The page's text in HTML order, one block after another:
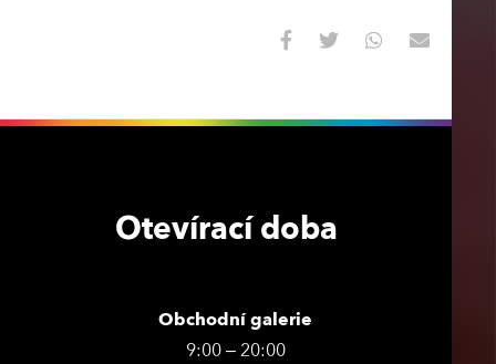
Otevírací doba
Obchodní galerie
9:00 – 20:00